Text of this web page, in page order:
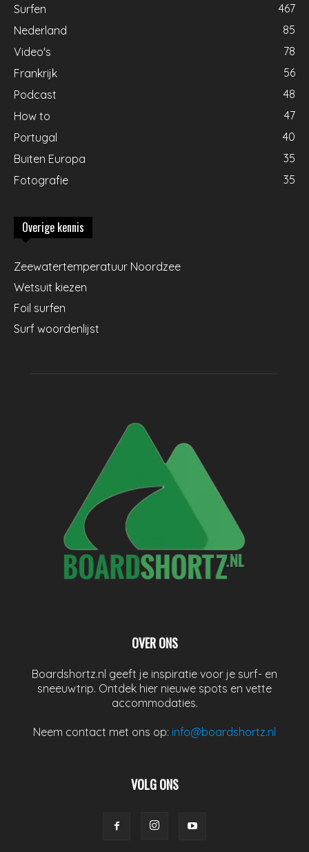
Surfen
467
Nederland
85
Video's
78
Frankrijk
56
Podcast
48
How to
47
Portugal
40
Buiten Europa
35
Fotografie
35
Overige kennis
Zeewatertemperatuur Noordzee
Wetsuit kiezen
Foil surfen
Surf woordenlijst
OVER ONS
Boardshortz.nl geeft je inspiratie voor je surf- en
sneeuwtrip. Ontdek hier nieuwe spots en vette
accommodaties.
Neem contact met ons op: info@boardshortz.nl
VOLG ONS